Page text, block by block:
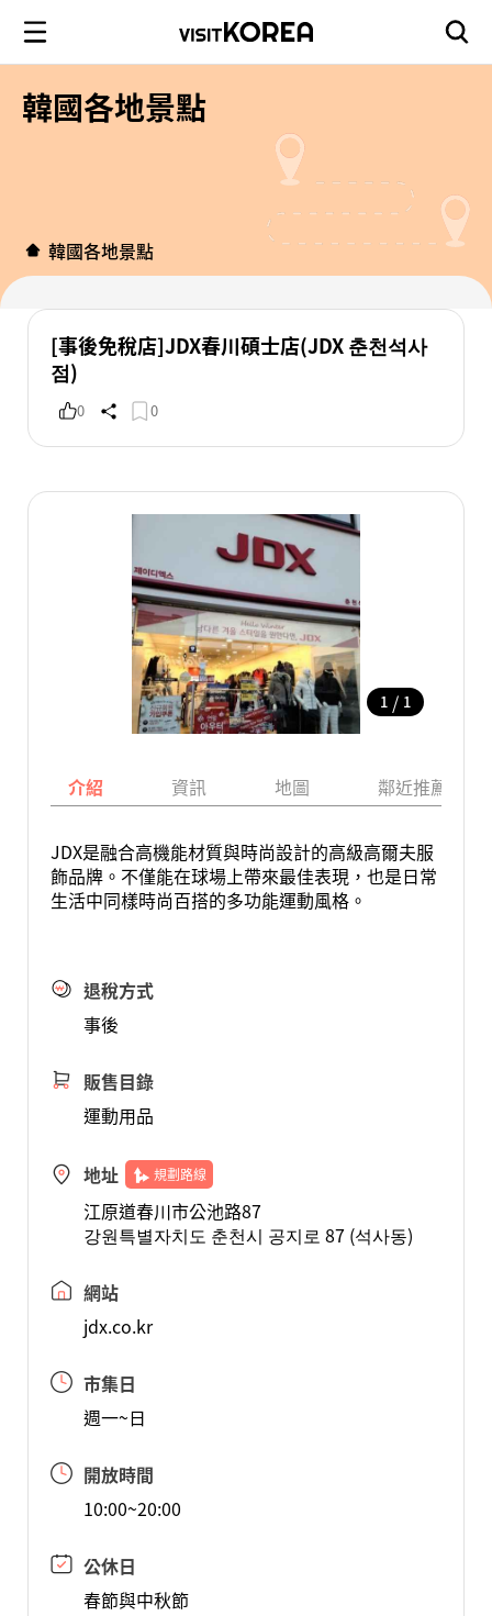
韓國各地景點
韓國各地景點
[事後免稅店]JDX春川碩士店(JDX 춘천석사
점)
0 0
1 / 1
介紹 資訊 地圖 鄰近推薦景點
JDX是融合高機能材質與時尚設計的高級高爾夫服
飾品牌。不僅能在球場上帶來最佳表現，也是日常
生活中同樣時尚百搭的多功能運動風格。
退稅方式
事後
販售目錄
運動用品
地址 規劃路線
江原道春川市公池路87
강원특별자치도 춘천시 공지로 87 (석사동)
網站
jdx.co.kr
市集日
週一~日
開放時間
10:00~20:00
公休日
春節與中秋節